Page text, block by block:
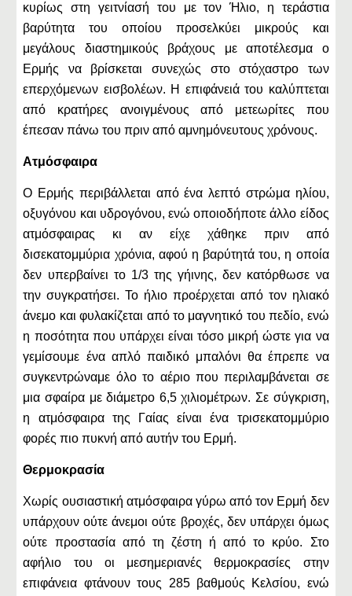
κυρίως στη γειτνίασή του με τον Ήλιο, η τεράστια
βαρύτητα του οποίου προσελκύει μικρούς και
μεγάλους διαστημικούς βράχους με αποτέλεσμα ο
Ερμής να βρίσκεται συνεχώς στο στόχαστρο των
επερχόμενων εισβολέων. Η επιφάνειά του καλύπτεται
από κρατήρες ανοιγμένους από μετεωρίτες που
έπεσαν πάνω του πριν από αμνημόνευτους χρόνους.
Ατμόσφαιρα
Ο Ερμής περιβάλλεται από ένα λεπτό στρώμα ηλίου,
οξυγόνου και υδρογόνου, ενώ οποιοδήποτε άλλο είδος
ατμόσφαιρας κι αν είχε χάθηκε πριν από
δισεκατομμύρια χρόνια, αφού η βαρύτητά του, η οποία
δεν υπερβαίνει το 1/3 της γήινης, δεν κατόρθωσε να
την συγκρατήσει. Το ήλιο προέρχεται από τον ηλιακό
άνεμο και φυλακίζεται από το μαγνητικό του πεδίο, ενώ
η ποσότητα που υπάρχει είναι τόσο μικρή ώστε για να
γεμίσουμε ένα απλό παιδικό μπαλόνι θα έπρεπε να
συγκεντρώναμε όλο το αέριο που περιλαμβάνεται σε
μια σφαίρα με διάμετρο 6,5 χιλιομέτρων. Σε σύγκριση,
η ατμόσφαιρα της Γαίας είναι ένα τρισεκατομμύριο
φορές πιο πυκνή από αυτήν του Ερμή.
Θερμοκρασία
Χωρίς ουσιαστική ατμόσφαιρα γύρω από τον Ερμή δεν
υπάρχουν ούτε άνεμοι ούτε βροχές, δεν υπάρχει όμως
ούτε προστασία από τη ζέστη ή από το κρύο. Στο
αφήλιο του οι μεσημεριανές θερμοκρασίες στην
επιφάνεια φτάνουν τους 285 βαθμούς Κελσίου, ενώ